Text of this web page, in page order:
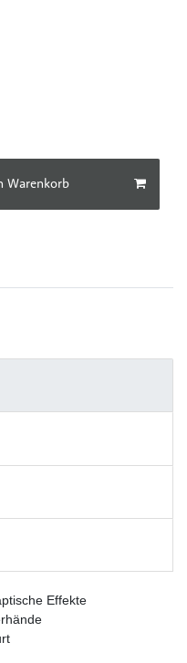
Warenkorb
Effekte